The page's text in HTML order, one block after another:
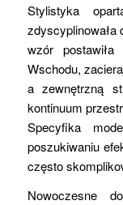
Stylistyka
zdyscyplinowała
wzór postawiła
Wschodu,
a zewnętrzną
kontinuum
Specyfika
poszukiwaniu
często
Nowoczesne